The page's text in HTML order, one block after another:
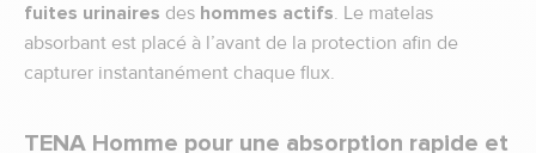
fuites urinaires des hommes actifs. Le matelas
absorbant est placé à l’avant de la protection afin de
capturer instantanément chaque flux.
TENA Homme pour une absorption rapide et